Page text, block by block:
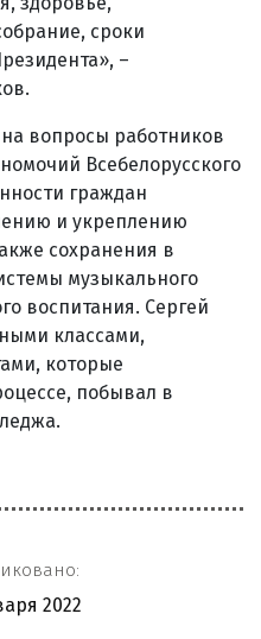
сроки
–
вопросы работников
Всебелорусского
граждан
и укреплению
сохранения в
музыкального
воспитания. Сергей
классами,
которые
побывал в
2022